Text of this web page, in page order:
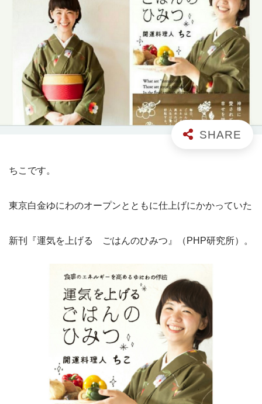
ちこです。
東京白金ゆにわのオープンとともに仕上げにかかっていた
新刊『運気を上げる ごはんのひみつ』（PHP研究所）。